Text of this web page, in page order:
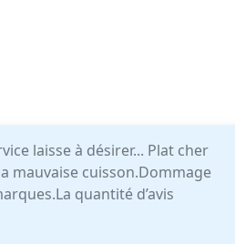
laisse à désirer... Plat cher
mauvaise cuisson.Dommage
quantité d’avis